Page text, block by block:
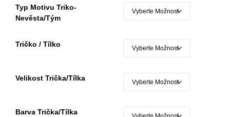
Typ Motivu Triko-
Nevěsta/tým
Tričko / Tílko
Velikost Trička/tílka
Barva Trička/tílka